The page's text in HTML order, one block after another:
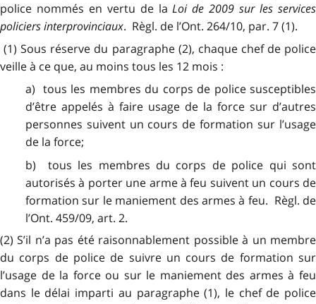
police nommés en vertu de laLoi de 2009 sur les services
policiers interprovinciaux. Règl. de l’Ont. 264/10, par. 7 (1).
(1) Sous réserve du paragraphe (2), chaque chef de police
veille à ce que, au moins tous les 12 mois :
a) tous les membres du corps de police susceptibles
d’être appelés à faire usage de la force sur d’autres
personnes suivent un cours de formation sur l’usage
de la force;
b) tous les membres du corps de police qui sont
autorisés à porter une arme à feu suivent un cours de
formation sur le maniement des armes à feu. Règl. de
l’Ont. 459/09, art. 2.
(2) S’il n’a pas été raisonnablement possible à un membre
du corps de police de suivre un cours de formation sur
l’usage de la force ou sur le maniement des armes à feu
dans le délai imparti au paragraphe (1), le chef de police